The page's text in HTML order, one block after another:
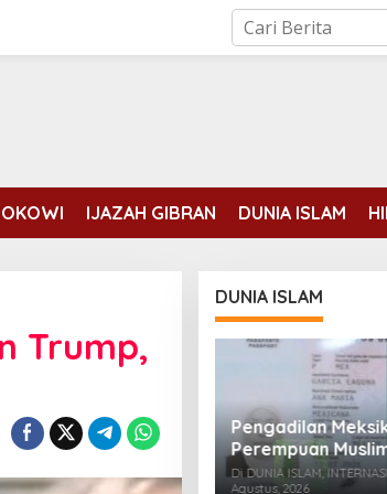
IJAZAH GIBRAN DUNIA ISLAM
Trump,
DUNIA ISLAM
Mohammed bin
| Rabu, 5 Agustus, 2026
Pengadilan
Perempuan
Diizinkan di Foto
Di DUNIA ISLAM,
Agustus, 2026